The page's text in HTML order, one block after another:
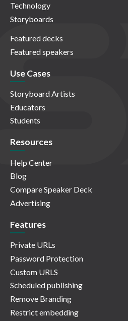
Technology
Storyboards
Featured decks
Featured speakers
Use Cases
Storyboard Artists
Educators
Students
Resources
Help Center
Blog
Compare Speaker Deck
Advertising
Features
Private URLs
Password Protection
Custom URLS
Scheduled publishing
Remove Branding
Restrict embedding